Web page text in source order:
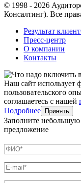
© 1998 - 2026
Консалтинг). Все
Результат
Пресс-центр
О компании
Контакты
Наш сайт использует
пользовательского
соглашаетесь с нашей
Подробнее
Принять
Заполните
предложение